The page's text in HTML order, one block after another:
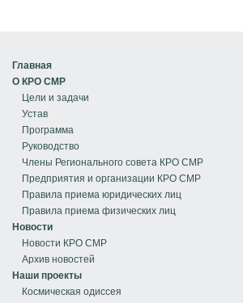
Главная
О КРО СМР
Цели и задачи
Устав
Программа
Руководство
Члены Регионального совета КРО СМР
Предприятия и организации КРО СМР
Правила приема юридических лиц
Правила приема физических лиц
Новости
Новости КРО СМР
Архив новостей
Наши проекты
Космическая одиссея